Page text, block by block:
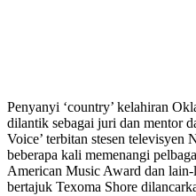
Penyanyi ‘country’ kelahiran
dilantik sebagai juri dan mentor
Voice’ terbitan stesen televisyen
beberapa kali memenangi
American Music Award dan
bertajuk Texoma Shore